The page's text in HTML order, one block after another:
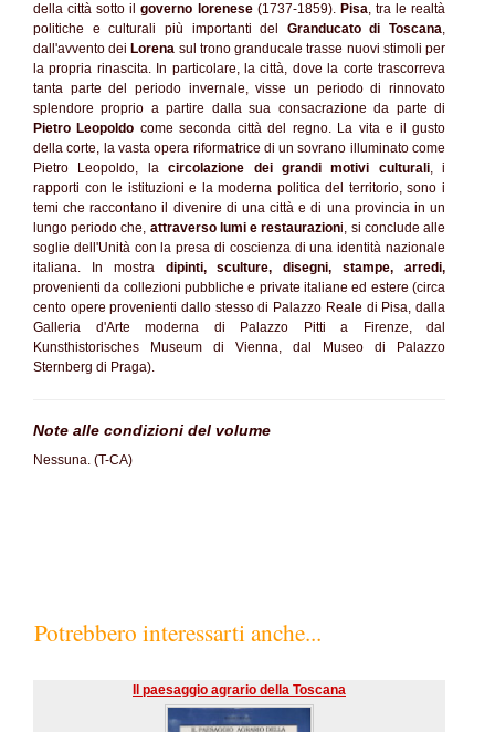
della città sotto ilgoverno lorenese(1737-1859). Pisa, tra le realtà
politiche e culturali più importanti del Granducato di Toscana,
dall'avvento dei Lorena sul trono granducale trasse nuovi stimoli per
la propria rinascita. In particolare, la città, dove la corte trascorreva
tanta parte del periodo invernale, visse un periodo di rinnovato
splendore proprio a partire dalla sua consacrazione da parte di
Pietro Leopoldo come seconda città del regno. La vita e il gusto
della corte, la vasta opera riformatrice di un sovrano illuminato come
Pietro Leopoldo, lacircolazione dei grandi motivi culturali, i
rapporti con le istituzioni e la moderna politica del territorio, sono i
temi che raccontano il divenire di una città e di una provincia in un
lungo periodo che, attraverso lumi e restaurazioni, si conclude alle
soglie dell'Unità con la presa di coscienza di una identità nazionale
italiana. In mostra dipinti, sculture, disegni, stampe, arredi,
provenienti da collezioni pubbliche e private italiane ed estere (circa
cento opere provenienti dallo stesso di Palazzo Reale di Pisa, dalla
Galleria d'Arte moderna di Palazzo Pitti a Firenze, dal
Kunsthistorisches Museum di Vienna, dal Museo di Palazzo
Sternberg di Praga).
Note alle condizioni del volume
Nessuna. (T-CA)
Potrebbero interessarti anche...
Il paesaggio agrario della Toscana